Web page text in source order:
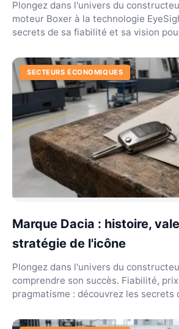
Plongez dans l'univers du
moteur Boxer à la technologie
secrets de sa fiabilité et sa vision
SECTEURS ÉCONOMIQUES
Marque Dacia : histoire,
stratégie de l'icône
Plongez dans l'univers du
comprendre son succès. Fiabilité,
pragmatisme : découvrez les secrets